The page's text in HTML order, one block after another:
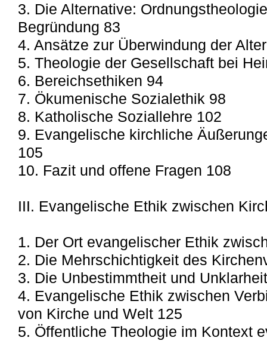
3. Die Alternative:
Begründung 83
4. Ansätze zur Überwindung der
5. Theologie der Gesellschaft bei
6. Bereichsethiken 94
7. Ökumenische Sozialethik 98
8. Katholische Soziallehre 102
9. Evangelische kirchliche
105
10. Fazit und offene Fragen 108
III. Evangelische Ethik zwischen
1. Der Ort evangelischer Ethik
2. Die Mehrschichtigkeit des
3. Die Unbestimmtheit und
4. Evangelische Ethik zwischen
von Kirche und Welt 125
5. Öffentliche Theologie im Kontext